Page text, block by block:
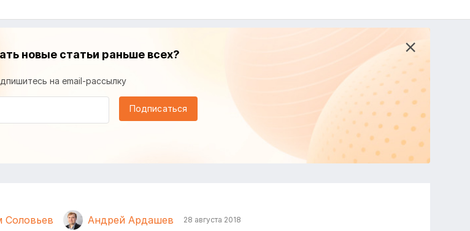
новые статьи раньше всех?
на email-рассылку
Подписаться
Соловьев Андрей Ардашев 28 августа 2018